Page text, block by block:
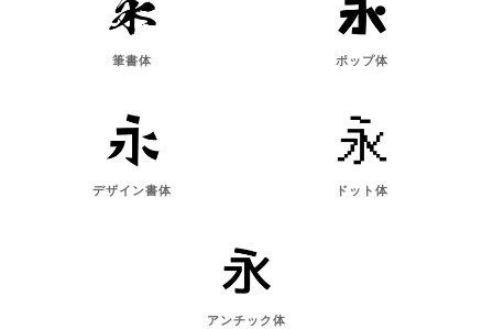
筆書体 ポップ体
デザイン書体 ドット体
アンチック体